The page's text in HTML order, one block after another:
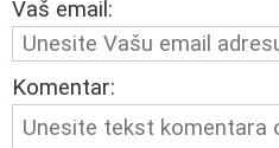
Vaš email:
Komentar: